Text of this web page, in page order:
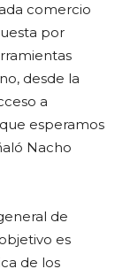
comercio
por
desde la
a
esperamos
Nacho
de
es
de los